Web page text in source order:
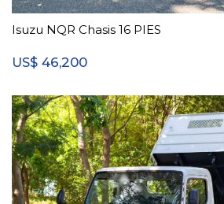
Isuzu NQR Chasis 16 PIES
US$ 46,200